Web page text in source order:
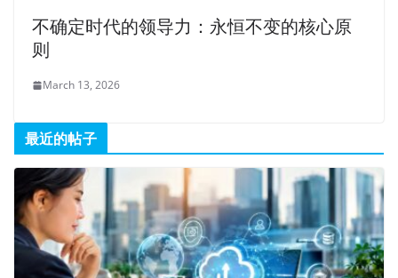
不确定时代的领导力：永恒不变的核心原
则
March 13, 2026
最近的帖子